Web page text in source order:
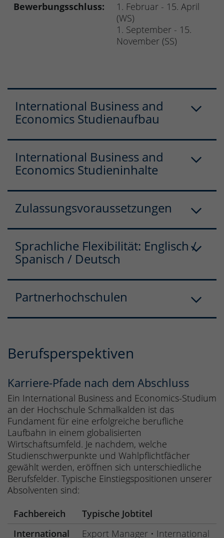
Bewerbungsschluss:
1. Februar - 15. April
(WS)
1. September - 15.
November (SS)
International Business and
Economics Studienaufbau
International Business and
Economics Studieninhalte
Zulassungsvoraussetzungen
Sprachliche Flexibilität: Englisch /
Spanisch / Deutsch
Partnerhochschulen
Berufsperspektiven
Karriere-Pfade nach dem Abschluss
Ein International Business and Economics-Studium
an der Hochschule Schmalkalden ist das
Fundament für eine erfolgreiche berufliche
Laufbahn in einem globalisierten
Wirtschaftsumfeld. Je nachdem, welche
Studienschwerpunkte und Wahlpflichtfächer
gewählt werden, eröffnen sich unterschiedliche
Berufsfelder. Typische Einstiegspositionen unserer
Absolventen sind:
Fachbereich
Typische Jobtitel
International
Export Manager • International